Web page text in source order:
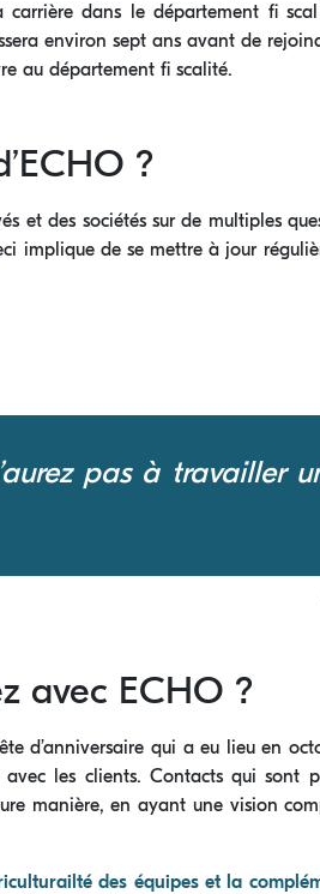
dans le département fi scal
environ sept ans avant de
au département fi scalité.
?
et des sociétés sur de multiples
implique de se mettre à jour
pas à travailler
avec ECHO ?
d’anniversaire qui a eu lieu en
avec les clients. Contacts qui sont
manière, en ayant une vision
des équipes et la